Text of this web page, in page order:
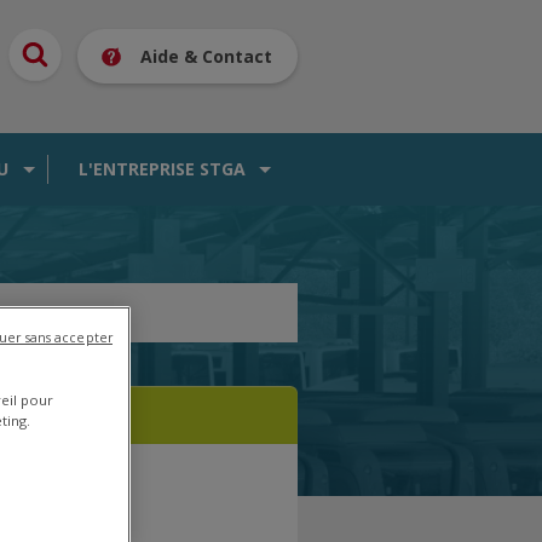
Aide & Contact
L'ENTREPRISE STGA
pour
sans accepter